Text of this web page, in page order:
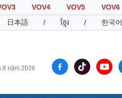
VOV4 VOV5 VOV6
日本語 / ខ្មែរ / 한국어
8 năm 2026